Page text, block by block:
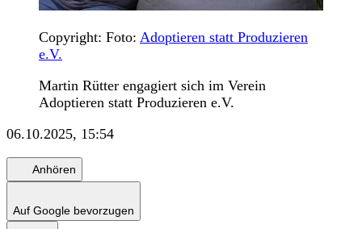
Copyright: Foto: Adoptieren statt Produzieren
e.V.
Martin Rütter engagiert sich im Verein
Adoptieren statt Produzieren e.V.
06.10.2025, 15:54
Anhören
Auf Google bevorzugen